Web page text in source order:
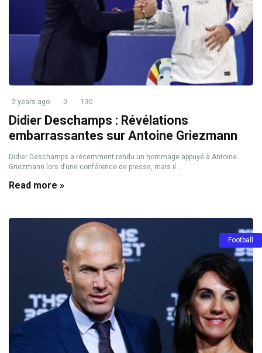
2 years ago 0 130
Didier Deschamps : Révélations
embarrassantes sur Antoine Griezmann
Didier Deschamps a récemment rendu un hommage appuyé à Antoine
Griezmann lors d’une conférence de presse, mais il ...
Read more »
Football